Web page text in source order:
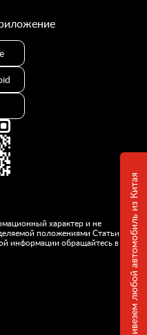
Привезем любой автомобиль из Китая
характер и не
положениями Статьи
информации обращайтесь в